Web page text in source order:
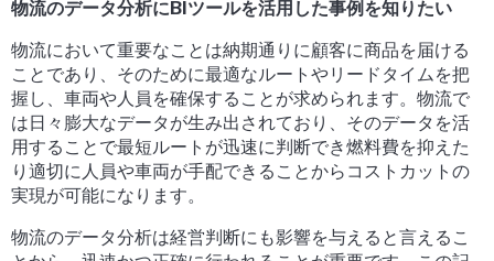
物流のデータ分析にBIツールを活用した事例を知りたい
物流において重要なことは納期通りに顧客に商品を届ける
ことであり、そのために最適なルートやリードタイムを把
握し、車両や人員を確保することが求められます。物流で
は日々膨大なデータが生み出されており、そのデータを活
用することで最短ルートが迅速に判断でき燃料費を抑えた
り適切に人員や車両が手配できることからコストカットの
実現が可能になります。
物流のデータ分析は経営判断にも影響を与えると言えるこ